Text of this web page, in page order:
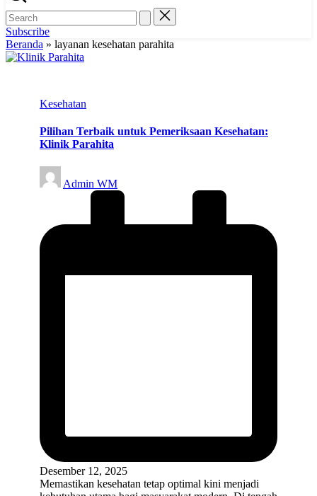
Subscribe
Beranda » layanan kesehatan parahita
Posted
Kesehatan
Pilihan Terbaik untuk Pemeriksaan Kesehatan:
Klinik Parahita
Posted
by
Admin WM
Desember 12, 2025
Memastikan kesehatan tetap optimal kini menjadi